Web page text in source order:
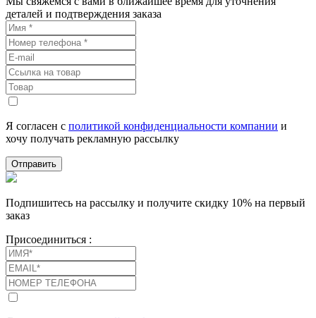
деталей и подтверждения заказа
Я согласен с политикой конфиденциальности компании и
хочу получать рекламную рассылку
Отправить
Подпишитесь на рассылку и получите скидку 10% на первый
заказ
Присоединиться :